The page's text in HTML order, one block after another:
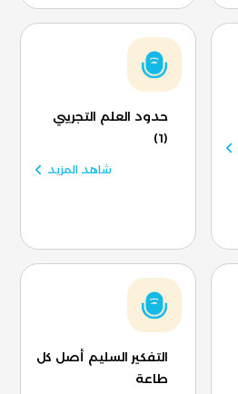
حدود العلم التجريبي
(1)
شاهد المزيد
التفكير السليم أصل كل
طاعة